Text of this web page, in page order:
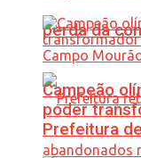
perda da
Campeão
poder
Prefeitura